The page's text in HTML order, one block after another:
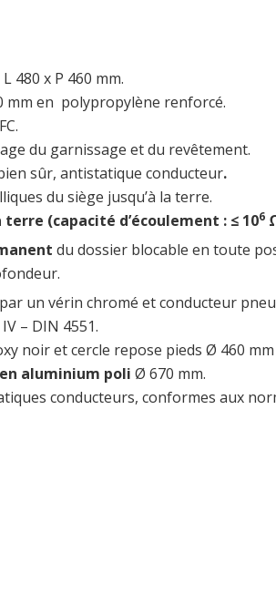
L 480 x P 460 mm.
mm en polypropylène renforcé.
du garnissage et du revêtement.
sûr, antistatique conducteur.
du siège jusqu’à la terre.
(capacité d’écoulement : ≤ 106
du dossier blocable en toute
par un vérin chromé et conducteur
– DIN 4551.
noir et cercle repose pieds Ø 460
aluminium poli Ø 670 mm.
conducteurs, conformes aux